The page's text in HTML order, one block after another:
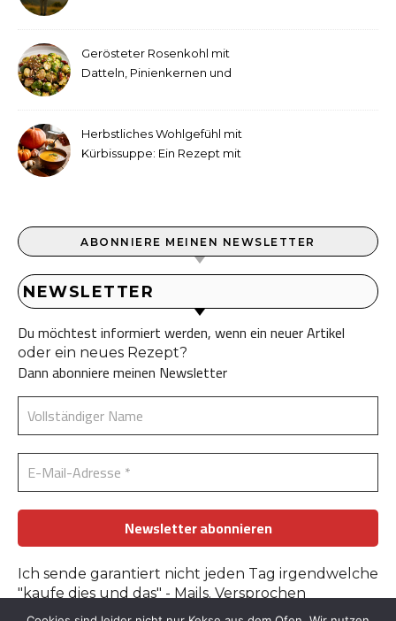
Gerösteter Rosenkohl mit
Datteln, Pinienkernen und
Herbstliches Wohlgefühl mit
Kürbissuppe: Ein Rezept mit
ABONNIERE MEINEN NEWSLETTER
NEWSLETTER
Du möchtest informiert werden, wenn ein neuer Artikel
oder ein neues Rezept?
Dann abonniere meinen Newsletter
Ich sende garantiert nicht jeden Tag irgendwelche
"kaufe dies und das" - Mails. Versprochen